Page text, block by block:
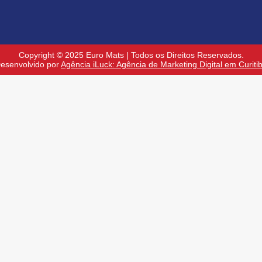
Copyright © 2025 Euro Mats | Todos os Direitos Reservados.
porAgência iLuck: Agência de Marketing Digital em